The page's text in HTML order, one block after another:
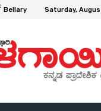
Bellary Saturday,